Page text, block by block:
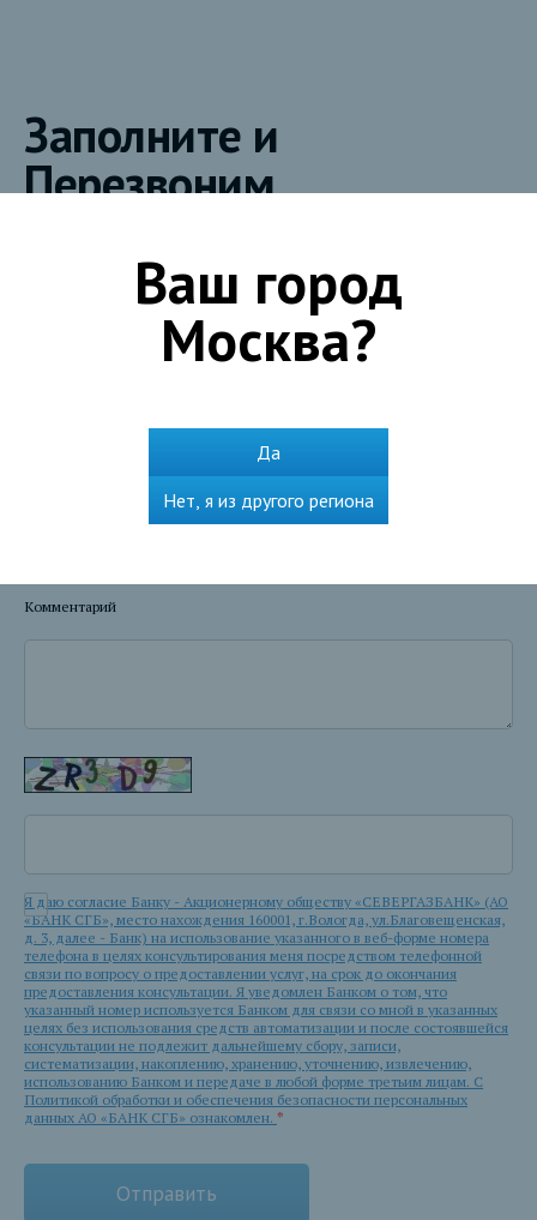
Заполните и
Перезвоним
Комментарий
Я даю согласие Банку - Акционерному обществу «СЕВЕРГАЗБАНК» (АО
«БАНК СГБ», место нахождения 160001, г.Вологда, ул.Благовещенская,
д. 3, далее - Банк) на использование указанного в веб-форме номера
телефона в целях консультирования меня посредством телефонной
связи по вопросу о предоставлении услуг, на срок до окончания
предоставления консультации. Я уведомлен Банком о том, что
указанный номер используется Банком для связи со мной в указанных
целях без использования средств автоматизации и после состоявшейся
консультации не подлежит дальнейшему сбору, записи,
систематизации, накоплению, хранению, уточнению, извлечению,
использованию Банком и передаче в любой форме третьим лицам. С
Политикой обработки и обеспечения безопасности персональных
данных АО «БАНК СГБ» ознакомлен. *
Ваш город
Москва?
Да
Нет, я из другого региона